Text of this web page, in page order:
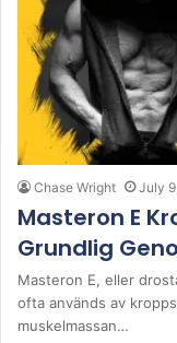
Chase Wright July
Masteron E
Grundlig
Masteron E, eller
ofta används av
muskelmassan…